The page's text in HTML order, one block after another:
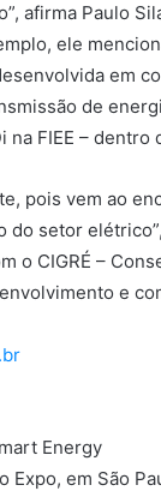
afirma Paulo
ele
em
de
FIEE – dentro
pois vem ao
setor
o CIGRÉ –
e
Energy
Expo, em São